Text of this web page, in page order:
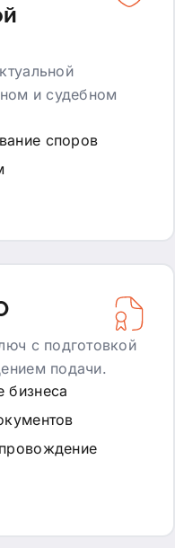
и судебном
споров
с подготовкой
подачи.
бизнеса